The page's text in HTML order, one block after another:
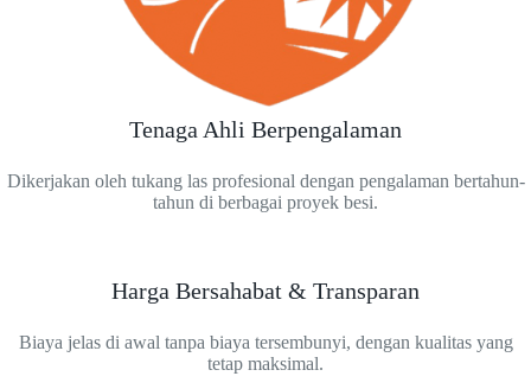
Tenaga Ahli Berpengalaman
Dikerjakan oleh tukang las profesional dengan pengalaman bertahun-
tahun di berbagai proyek besi.
Harga Bersahabat & Transparan
Biaya jelas di awal tanpa biaya tersembunyi, dengan kualitas yang
tetap maksimal.